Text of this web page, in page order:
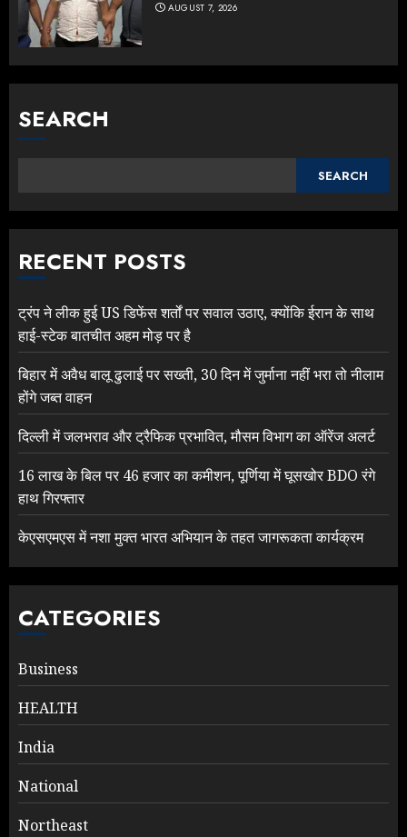
AUGUST 7, 2026
SEARCH
SEARCH
RECENT POSTS
ट्रंप ने लीक हुई US डिफेंस शर्तों पर सवाल उठाए, क्योंकि ईरान के साथ
हाई-स्टेक बातचीत अहम मोड़ पर है
बिहार में अवैध बालू ढुलाई पर सख्ती, 30 दिन में जुर्माना नहीं भरा तो नीलाम
होंगे जब्त वाहन
दिल्ली में जलभराव और ट्रैफिक प्रभावित, मौसम विभाग का ऑरेंज अलर्ट
16 लाख के बिल पर 46 हजार का कमीशन, पूर्णिया में घूसखोर BDO रंगे
हाथ गिरफ्तार
केएसएमएस में नशा मुक्त भारत अभियान के तहत जागरूकता कार्यक्रम
CATEGORIES
Business
HEALTH
India
National
Northeast